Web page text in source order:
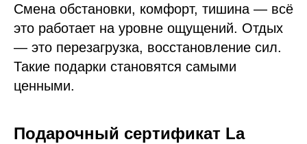
Смена обстановки, комфорт, тишина — всё
это работает на уровне ощущений. Отдых
— это перезагрузка, восстановление сил.
Такие подарки становятся самыми
ценными.
Подарочный сертификат La